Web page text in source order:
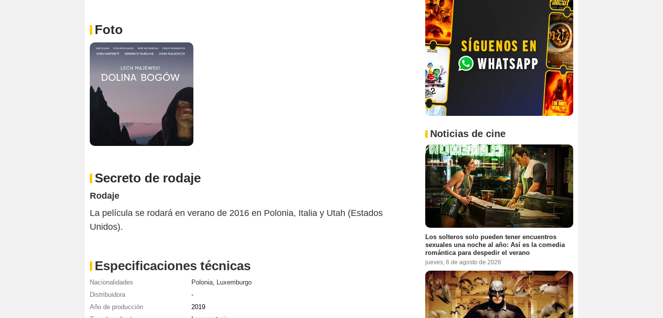
Foto
Secreto de rodaje
Rodaje
La película se rodará en verano de 2016 en Polonia, Italia y Utah (Estados
Unidos).
Especificaciones técnicas
Nacionalidades Polonia,
Luxemburgo
Distribuidora
-
Año de producción
2019
Noticias de cine
Los solteros solo pueden tener encuentros
sexuales una noche al año: Así es la comedia
romántica para despedir el verano
jueves, 6 de agosto de 2026